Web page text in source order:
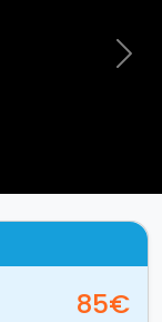
Next
85€